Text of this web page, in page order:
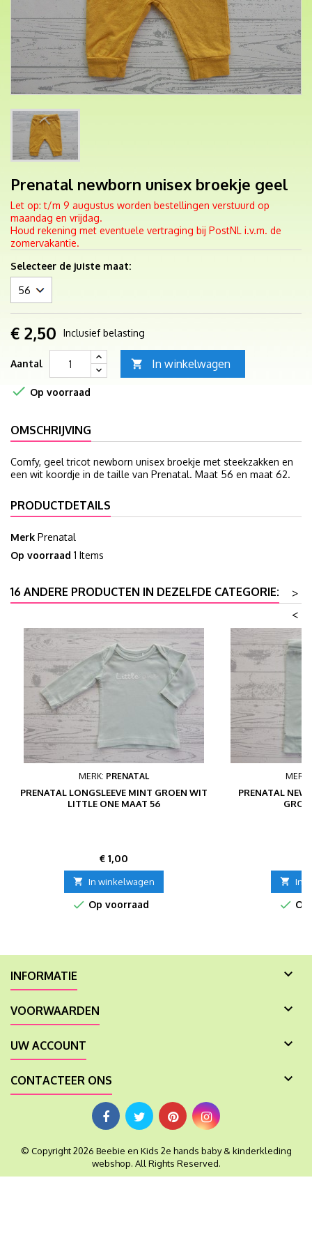
Prenatal newborn unisex broekje geel
Let op: t/m 9 augustus worden bestellingen verstuurd op
maandag en vrijdag.
Houd rekening met eventuele vertraging bij PostNL i.v.m. de
zomervakantie.
Selecteer de juiste maat:
€ 2,50 Inclusief belasting
Aantal  In winkelwagen
 Op voorraad
OMSCHRIJVING
Comfy, geel tricot newborn unisex broekje met steekzakken en
een wit koordje in de taille van Prenatal. Maat 56 en maat 62.
PRODUCTDETAILS
Merk Prenatal
Op voorraad 1 Items
16 ANDERE PRODUCTEN IN DEZELFDE CATEGORIE:
>
<
MERK: PRENATAL
PRENATAL LONGSLEEVE MINT GROEN WIT
LITTLE ONE MAAT 56
Prijs
€ 1,00
 In winkelwagen
 Op voorraad
MERK:
PRENATAL
 In

INFORMATIE 
VOORWAARDEN 
UW ACCOUNT 
CONTACTEER ONS 
© Copyright 2026 Beebie en Kids 2e hands baby & kinderkleding
webshop. All Rights Reserved.